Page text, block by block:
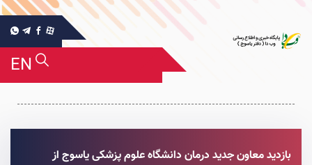
EN
بازدید معاون جدید درمان دانشگاه علوم پزشکی یاسوج از